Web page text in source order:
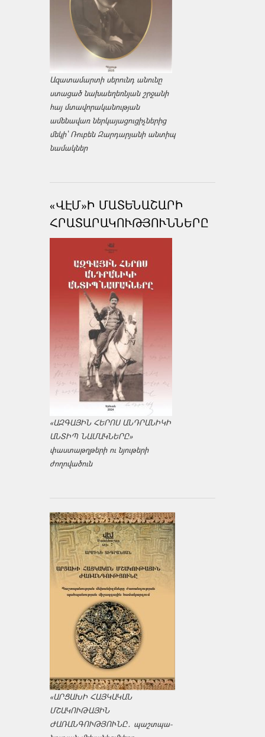
Ազատամարտի սերունդ անունը
ստացած նախաեղեռնյան շրջանի
հայ մտավորականության
ամենավառ ներկայացուցիչներից
մեկի՝ Ռուբեն Զարդարյանի անտիպ
նամակներ
«ՎԷՄ»Ի ՄԱՏԵՆԱՇԱՐԻ
ՀՐԱՏԱՐԱԿՈՒԹՅՈՒՆՆԵՐԸ
«ԱԶԳԱՅԻՆ ՀԵՐՈՍ ԱՆԴՐԱՆԻԿԻ
ԱՆՏԻՊ ՆԱՄԱԿՆԵՐԸ»
փաստաթղթերի ու նյութերի
ժողովածուն
«ԱՐՑԱԽԻ ՀԱՅԿԱԿԱՆ
ՄՇԱԿՈՒԹԱՅԻՆ
ԺԱՌԱՆԳՈՒԹՅՈՒՆԸ․ պաշտպա­